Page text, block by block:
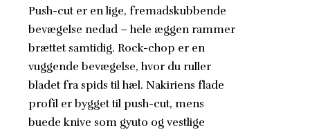
Push-cut er en lige, fremadskubbende
bevægelse nedad – hele æggen rammer
brættet samtidig. Rock-chop er en
vuggende bevægelse, hvor du ruller
bladet fra spids til hæl. Nakiriens flade
profil er bygget til push-cut, mens
buede knive som gyuto og vestlige